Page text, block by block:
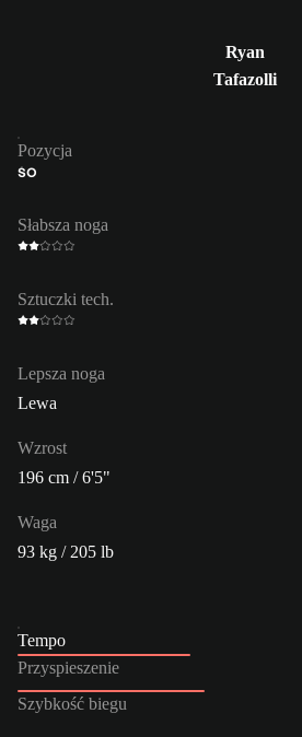
Ryan
Tafazolli
Pozycja
ŚO
Słabsza noga
Sztuczki tech.
Lepsza noga
Lewa
Wzrost
196 cm / 6'5"
Waga
93 kg / 205 lb
Tempo
Przyspieszenie
Szybkość biegu